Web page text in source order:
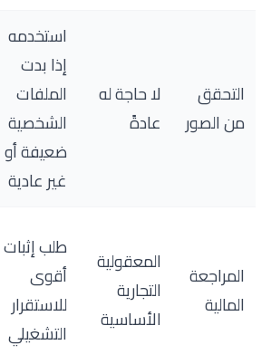
التحقق
من الصور
لا حاجة له
عادةً
استخدمه
إذا بدت
الملفات
الشخصية
ضعيفة أو
غير عادية
المراجعة
المالية
المعقولية
التجارية
الأساسية
طلب إثبات
أقوى
للاستقرار
التشغيلي